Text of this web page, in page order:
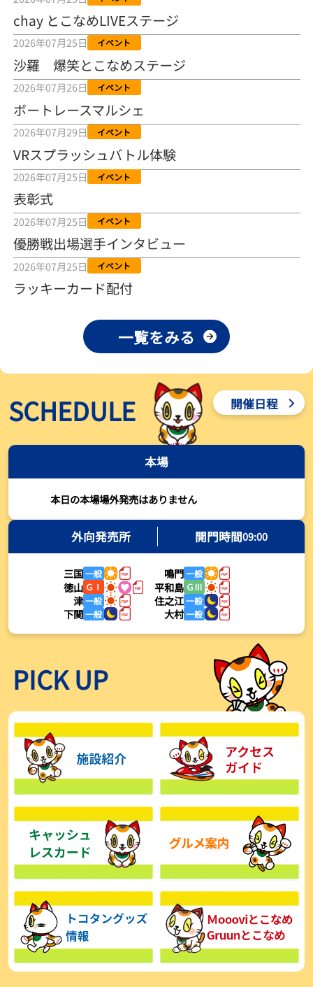
2026年08月04日
【ボート】とこなめルーキーＳ 宮崎心之介がデビューから１年９カ
月で初優勝
2026年08月04日
【ボートレース】12R優勝戦のスタート特訓実施 初Ｖ目指す宮崎心
之介の仕上がり上々／常滑 - 日刊スポーツ
2026年08月04日
【とこなめボート ルーキーシリーズ第15戦】荒木颯斗 当地フレッシ
ュルーキーが初Vで恩返しを
2026年08月03日
【とこなめボート】ういちの「好配招き猫」ルーキーシリーズ第15
戦～自分の収支状況も想定してこそ〝本物の予想〟！／ボートレー
ス
2026年08月03日
【ボートレース】荒木颯斗が地元唯一の優出！３号艇でデビュー初
Ｖ狙う「自分の好きな感じになっている」～とこなめルーキーＳ
【ボートレース】訓練中の大けが乗り越えデビューした宮崎心之介
が初Ｖ王手「１枠なら負けないと思います」～とこなめルーキーＳ
2026年08月03日
【常滑ボート・ルーキーＳ】津田陸翔はリング交換で気配一変「初
優勝目指して頑張ります」
【とこなめボート・岩瀬仁紀さんコラム】最後は塚越海斗に注目、
【ボートレース】荒木颯斗が地元勢でただ１人優出果たす「地元で
初優勝したい」／常滑 - 日刊スポーツ
2026年08月03日
【ボートレース】４枠で優出の塚越海斗が強気節「攻めていくレー
スをします」／常滑 - 日刊スポーツ
2026年08月03日
【ボートレース】広瀬凜が接戦制して２着で優出「出足、回り足は
【とこなめボート】塚越海斗が優勝戦で脅威の伸びを披露する「合
ったときの伸びは自分が一番」
2026年08月03日
【とこなめボート】広瀬凜は準優で見つかった課題の克服へ「結果
的に１着を取れればいい」
2026年08月03日
【とこなめボート】西丸敦基が未勝利では終われない「最終日頑張
る」
2026年08月03日
【とこなめボート ルーキーシリーズ】広瀬凜 6位で予選突破「勝負
2026年08月02日
【とこなめボート 日野未来コラム とこなめミライ予想図】トコタン
お誕生日おめでとう！
2026年08月02日
chay とこなめLIVEステージ
2026年07月25日 イベント
沙羅 爆笑とこなめステージ
2026年07月26日 イベント
ボートレースマルシェ
2026年07月29日 イベント
VRスプラッシュバトル体験
2026年07月25日 イベント
表彰式
2026年07月25日 イベント
優勝戦出場選手インタビュー
2026年07月25日 イベント
ラッキーカード配付
一覧をみる
SCHEDULE 開催日程
本場
本日の本場場外発売はありません
外向発売所 開門時間09:00
三国一般 鳴門一般
徳山 ＧⅠ 平和島 ＧⅢ
津一般 住之江一般
下関一般 大村一般
PICK UP